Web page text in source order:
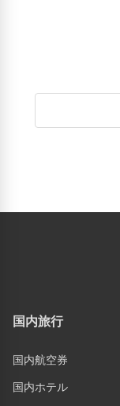
国内旅行
国内航空券
国内ホテル